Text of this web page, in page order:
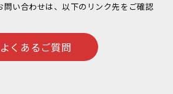
問い合わせは、以下のリンク先をご確認
よくあるご質問